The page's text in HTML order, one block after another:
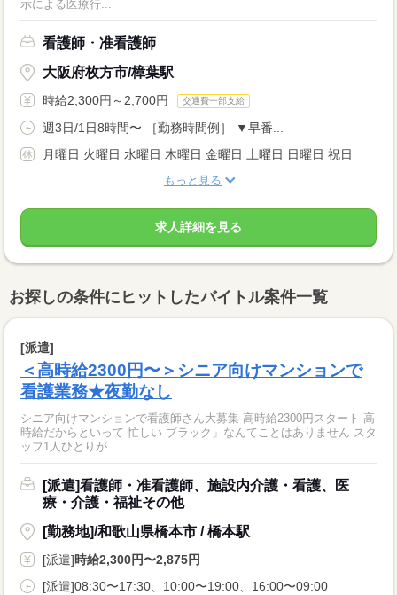
示による医療行...
看護師・准看護師
大阪府枚方市/樟葉駅
時給2,300円～2,700円 交通費一部支給
週3日/1日8時間〜 ［勤務時間例］ ▼早番...
月曜日 火曜日 水曜日 木曜日 金曜日 土曜日 日曜日 祝日
もっと見る
求人詳細を見る
お探しの条件にヒットしたバイトル案件一覧
[派遣]
＜高時給2300円〜＞シニア向けマンションで
看護業務★夜勤なし
シニア向けマンションで看護師さん大募集 高時給2300円スタート 高
時給だからといって 忙しい ブラック」なんてことはありません スタ
ッフ1人ひとりが...
[派遣]看護師・准看護師、施設内介護・看護、医
療・介護・福祉その他
[勤務地]/和歌山県橋本市 / 橋本駅
[派遣]時給2,300円〜2,875円
[派遣]08:30〜17:30、10:00〜19:00、16:00〜09:00